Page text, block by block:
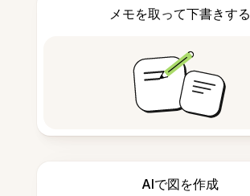
メモを取って下書きする
AIで図を作成